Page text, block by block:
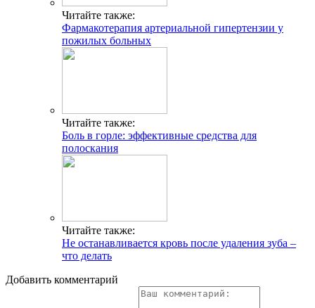
Читайте также:
Фармакотерапия артериальной гипертензии у
пожилых больных
Читайте также:
Боль в горле: эффективные средства для
полоскания
Читайте также:
Не останавливается кровь после удаления зуба –
что делать
Добавить комментарий